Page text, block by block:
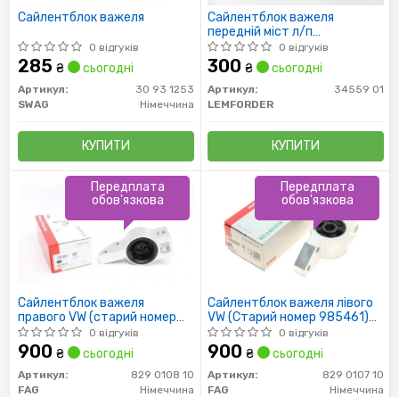
Сайлентблок важеля
0 відгуків
285 ₴ сьогодні
Артикул:
30 93 1253
SWAG
Німеччина
КУПИТИ
Сайлентблок важеля
передній міст л/п
AUDI/SEAT/VW CADDY /
вставка/
0 відгуків
300 ₴ сьогодні
Артикул:
34559 01
LEMFORDER
КУПИТИ
Сайлентблок важеля
правого VW (старий номер
985462) (Пр-во FAG)
0 відгуків
900 ₴ сьогодні
Артикул:
829 0108 10
FAG
Німеччина
Передплата
обов'язкова
Сайлентблок важеля лівого
VW (Старий номер 985461)
(Пр-во FAG)
0 відгуків
900 ₴ сьогодні
Артикул:
829 0107 10
FAG
Німеччина
Передплата
обов'язкова